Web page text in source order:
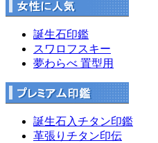
誕生石印鑑
スワロフスキー
夢わらべ 置型用
誕生石入チタン印鑑
革張りチタン印伝